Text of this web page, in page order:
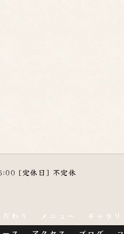
[定休日] 不定休
わり メニュー ギャラリ